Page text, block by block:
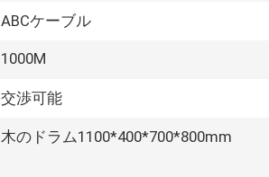
ABCケーブル
1000M
交渉可能
木のドラム1100*400*700*800mm